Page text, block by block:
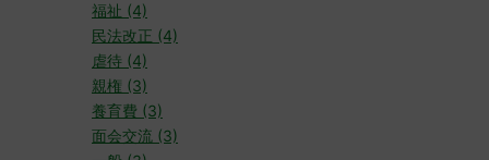
福祉 (4)
民法改正 (4)
虐待 (4)
親権 (3)
養育費 (3)
面会交流 (3)